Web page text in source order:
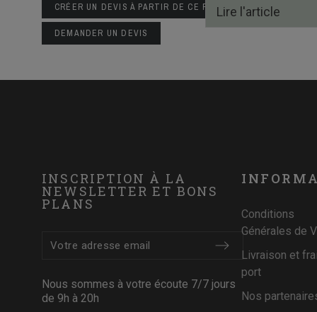
CRÉER UN DEVIS À PARTIR DE CE PANIER
DEMANDER UN DEVIS
Lire l'article
INSCRIPTION À LA
NEWSLETTER ET BONS
PLANS
Nous sommes à votre écoute 7/7 jours
de 9h à 20h
Conditions
Générales de
Livraison et
port
Nos